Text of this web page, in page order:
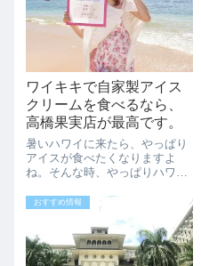
ワイキキで自家製アイス
クリームを食べるなら、
高橋果実店が最高です。
暑いハワイに来たら、やっぱり
アイスが食べたくなりますよ
ね。そんな時、やっぱりハワイ
ね。お勧めは、ワイキキにある
「高橋果実店」です。手作りの
ソルベ＆アイスクリームが大人
気の「高橋果実店」、リーズナ
ルブルに美味しいフ...
おすすめ情報